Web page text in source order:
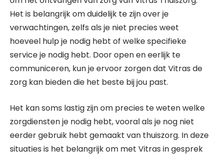
Het is belangrijk om duidelijk te zijn over je
verwachtingen, zelfs als je niet precies weet
hoeveel hulp je nodig hebt of welke specifieke
service je nodig hebt. Door open en eerlijk te
communiceren, kun je ervoor zorgen dat Vitras de
zorg kan bieden die het beste bij jou past.
Het kan soms lastig zijn om precies te weten welke
zorgdiensten je nodig hebt, vooral als je nog niet
eerder gebruik hebt gemaakt van thuiszorg. In deze
situaties is het belangrijk om met Vitras in gesprek